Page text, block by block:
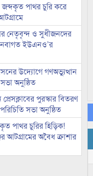
পাথর চুরি করে
নেতৃবৃন্দ ও সুধীজনদের
নবাগত ইউএনও’র
উদ্যোগে গণঅভ্যুত্থান
অনুষ্ঠিত
পুরস্কার বিতরণ
সভা অনুষ্ঠিত
পাথর চুরির হিড়িক!
আটগ্রামের অবৈধ ক্রাশার